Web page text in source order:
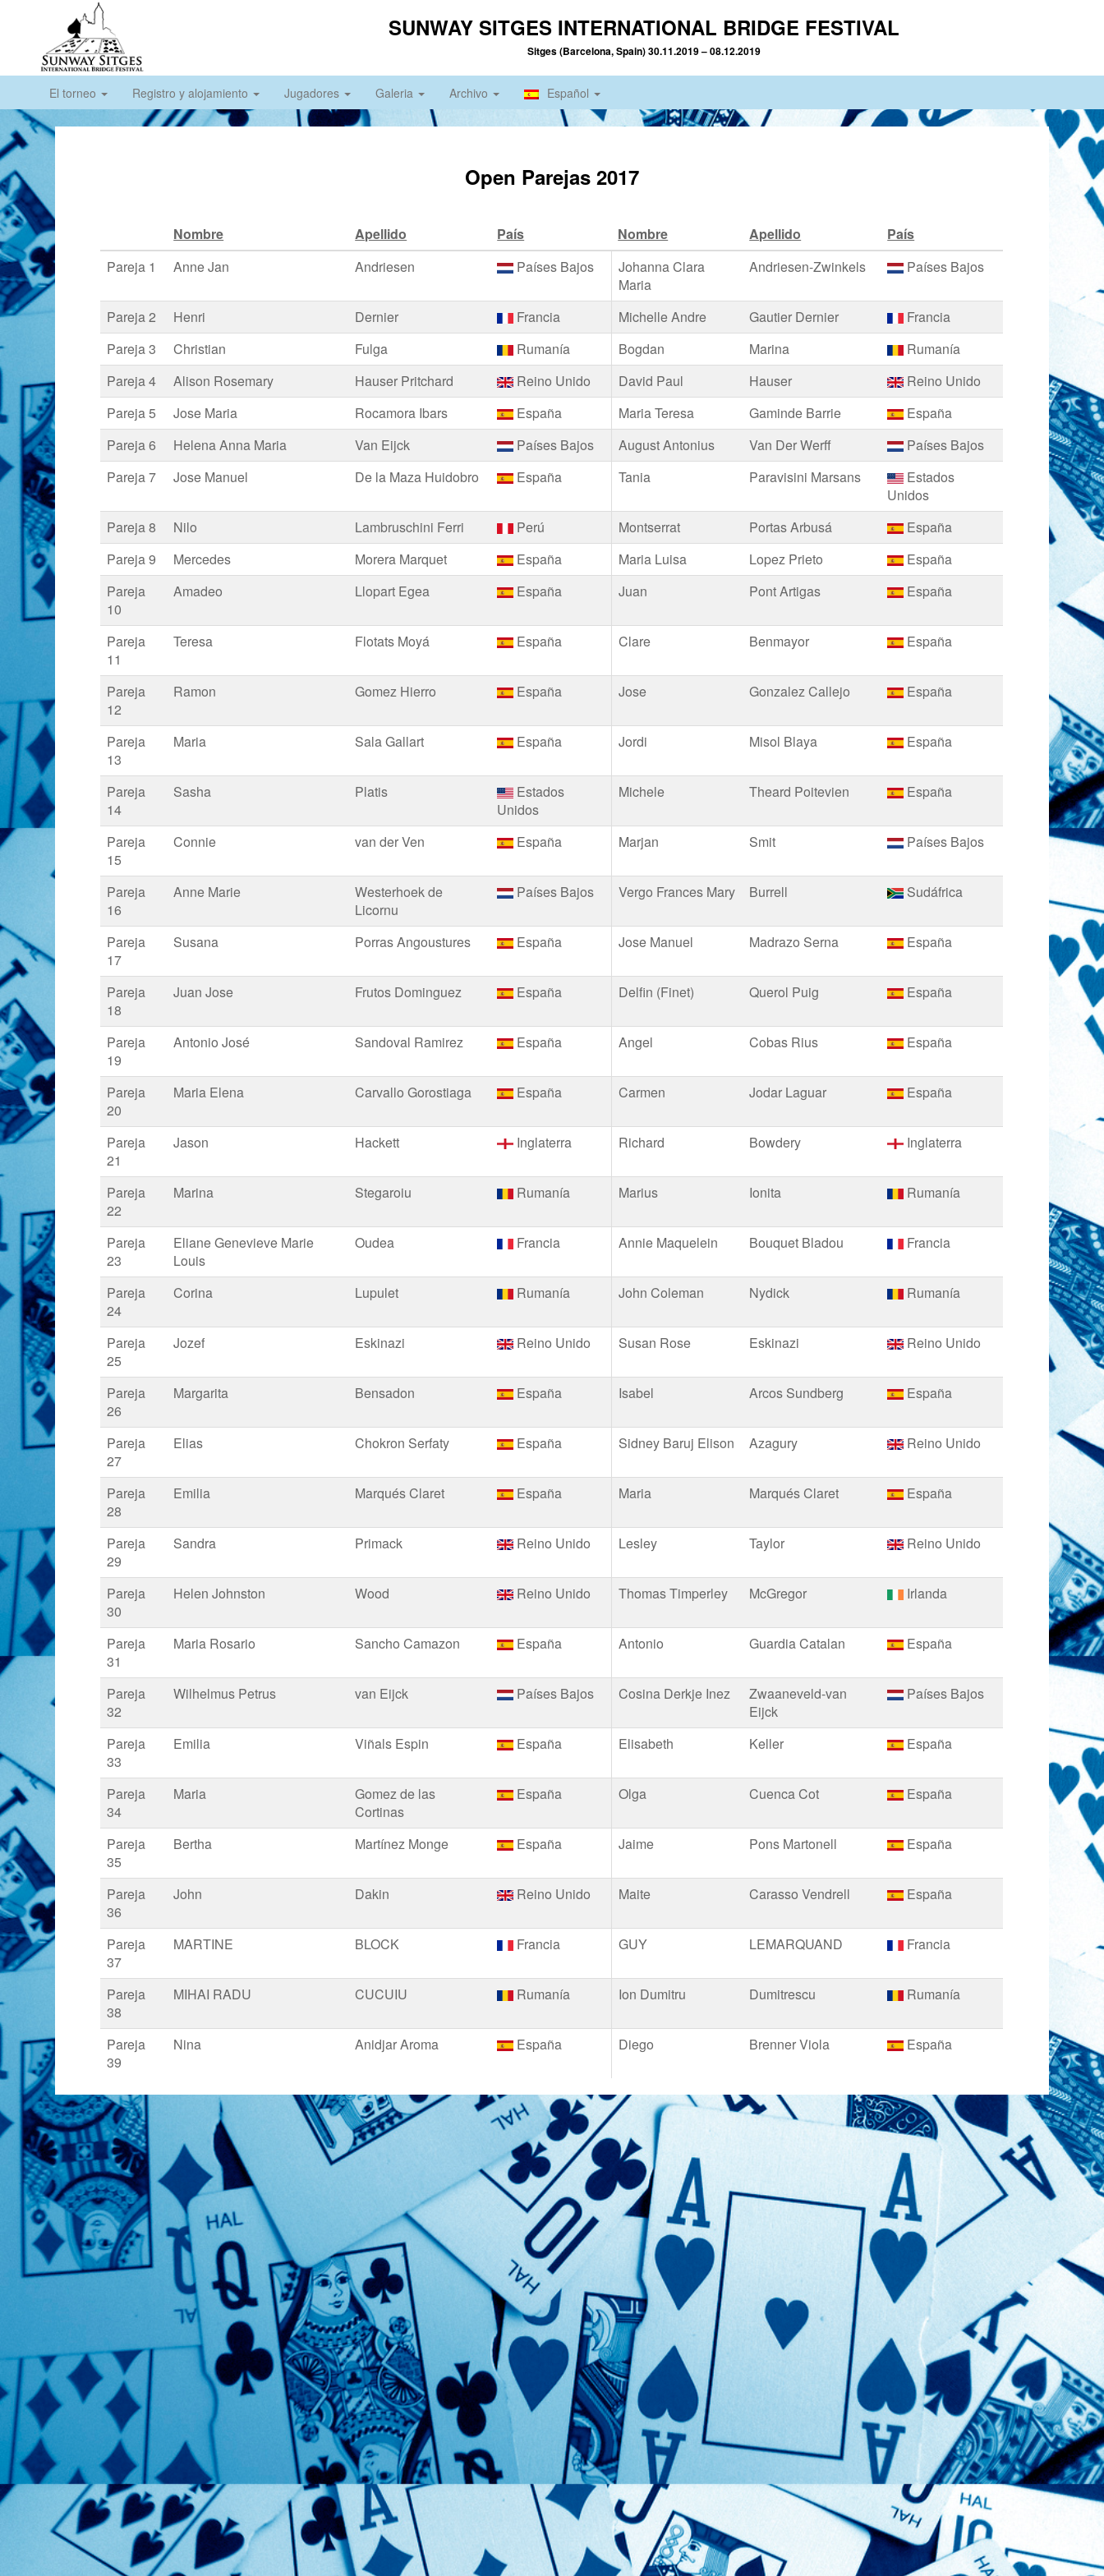
SUNWAY SITGES INTERNATIONAL BRIDGE FESTIVAL
Sitges (Barcelona, Spain) 30.11.2019 – 08.12.2019
El torneo Registro y alojamiento Jugadores Galeria Archivo Español
Open Parejas 2017
Nombre Apellido País Nombre Apellido
País
Pareja 1
Anne Jan Andriesen Países Bajos
Johanna Clara
Maria
Andriesen-Zwinkels Países Bajos
Pareja 2 Henri Dernier Francia Michelle Andre Gautier Dernier
Francia
Pareja 3
Christian Fulga Rumanía Bogdan Marina
Rumanía
Pareja 4
Alison Rosemary Hauser Pritchard Reino Unido David Paul Hauser
Reino Unido
Pareja 5
Jose Maria Rocamora Ibars España Maria Teresa Gaminde Barrie
España
Pareja 6
Helena Anna Maria Van Eijck Países Bajos August Antonius Van Der Werff
Países Bajos
Pareja 7
Jose Manuel De la Maza Huidobro España Tania Paravisini Marsans
Estados
Unidos
Pareja 8
Nilo Lambruschini Ferri Perú Montserrat Portas Arbusá
España
Pareja 9
Mercedes Morera Marquet España Maria Luisa Lopez Prieto
España
Pareja
10
Amadeo Llopart Egea España Juan Pont Artigas España
Pareja
11
Teresa Flotats Moyá España Clare Benmayor España
Pareja
12
Ramon Gomez Hierro España Jose Gonzalez Callejo España
Pareja
13
Maria Sala Gallart España Jordi Misol Blaya España
Pareja
14
Sasha Platis
Estados
Unidos
Michele Theard Poitevien España
Pareja
15
Connie van der Ven España Marjan Smit Países Bajos
Pareja
16
Anne Marie
Westerhoek de
Licornu
Países Bajos Vergo Frances Mary Burrell Sudáfrica
Pareja
17
Susana Porras Angoustures España Jose Manuel Madrazo Serna España
Pareja
18
Juan Jose Frutos Dominguez España Delfin (Finet) Querol Puig España
Pareja
19
Antonio José Sandoval Ramirez España Angel Cobas Rius España
Pareja
20
Maria Elena Carvallo Gorostiaga España Carmen Jodar Laguar España
Pareja
21
Jason Hackett Inglaterra Richard Bowdery Inglaterra
Pareja
22
Marina Stegaroiu Rumanía Marius Ionita Rumanía
Pareja
23
Eliane Genevieve Marie
Louis
Oudea Francia Annie Maquelein Bouquet Bladou Francia
Pareja
24
Corina Lupulet Rumanía John Coleman Nydick Rumanía
Pareja
25
Jozef Eskinazi Reino Unido Susan Rose Eskinazi Reino Unido
Pareja
26
Margarita Bensadon España Isabel Arcos Sundberg España
Pareja
27
Elias Chokron Serfaty España Sidney Baruj Elison Azagury Reino Unido
Pareja
28
Emilia Marqués Claret España Maria Marqués Claret España
Pareja
29
Sandra Primack Reino Unido Lesley Taylor Reino Unido
Pareja
30
Helen Johnston Wood Reino Unido Thomas Timperley McGregor Irlanda
Pareja
31
Maria Rosario Sancho Camazon España Antonio Guardia Catalan España
Pareja
32
Wilhelmus Petrus van Eijck Países Bajos Cosina Derkje Inez
Zwaaneveld-van
Eijck
Países Bajos
Pareja
33
Emilia Viñals Espin España Elisabeth Keller España
Pareja
34
Maria
Gomez de las
Cortinas
España Olga Cuenca Cot España
Pareja
35
Bertha Martínez Monge España Jaime Pons Martonell España
Pareja
36
John Dakin Reino Unido Maite Carasso Vendrell España
Pareja
37
MARTINE BLOCK Francia GUY LEMARQUAND Francia
Pareja
38
MIHAI RADU CUCUIU Rumanía Ion Dumitru Dumitrescu Rumanía
Pareja
39
Nina Anidjar Aroma España Diego Brenner Viola España